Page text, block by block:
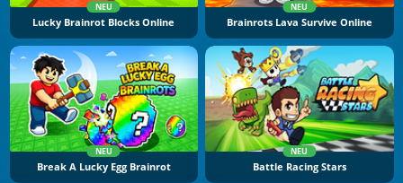
NEU
Lucky Brainrot Blocks Online
NEU
Brainrots Lava Survive Online
NEU
Break A Lucky Egg Brainrot
NEU
Battle Racing Stars